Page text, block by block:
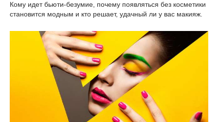
Кому идет бьюти-безумие, почему появляться без косметики
становится модным и кто решает, удачный ли у вас макияж.